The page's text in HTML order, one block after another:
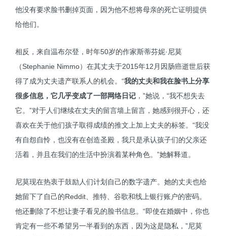
他没有要求脸书删掉页面，因为他不想将母亲的死亡证明提供
给他们。
相反，来自温布尔登，时年50岁的作家斯蒂芬妮·尼莫
（Stephanie Nimmo）在其丈夫于2015年12月因肠癌逝世后获
得了成为丈夫遗产联系人的机会。“我的丈夫和我在脸书上分享
很多信息，它几乎变成了一部网络日记 ，”她说，“我不想失去
它。”对于人们继续在丈夫的留言墙上留言，她感到很开心，还
喜欢在关于他们孩子取得成绩的推文上加上丈夫的标签。“我没
有自怨自怜，也没有在创造圣殿，我只是承认孩子们的父亲还
活着，并且在我们的生活中扮演着某种角色。”她解释道。
尼莫现在热衷于鼓励人们计划自己的数字遗产。她的丈夫也给
她留下了自己的Reddit、推特、谷歌和线上银行账户的密码。
他还删除了不想让妻子看见的脸书信息。“即使在婚姻中，你也
肯定有一些不希望另一半看到的东西，因为这是隐私，”尼莫